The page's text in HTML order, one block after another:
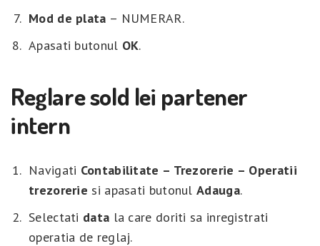
Mod de plata – NUMERAR.
Apasati butonul OK.
Reglare sold lei partener
intern
Navigati Contabilitate – Trezorerie – Operatii
trezorerie si apasati butonulAdauga.
Selectati data la care doriti sa inregistrati
operatia de reglaj.